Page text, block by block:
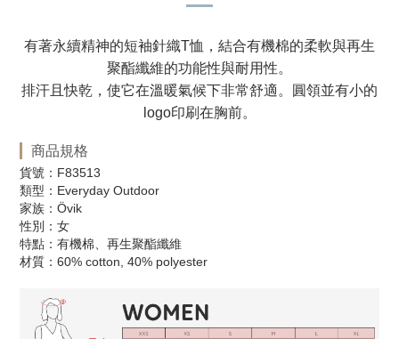
有著永續精神的短袖針織T恤，結合有機棉的柔軟與再生
聚酯纖維的功能性與耐用性。
排汗且快乾，使它在溫暖氣候下非常舒適。圓領並有小的
logo印刷在胸前。
商品規格
貨號：F83513
類型：Everyday Outdoor
家族：Övik
性別：女
特點：有機棉、再生聚酯纖維
材質：60% cotton, 40% polyester